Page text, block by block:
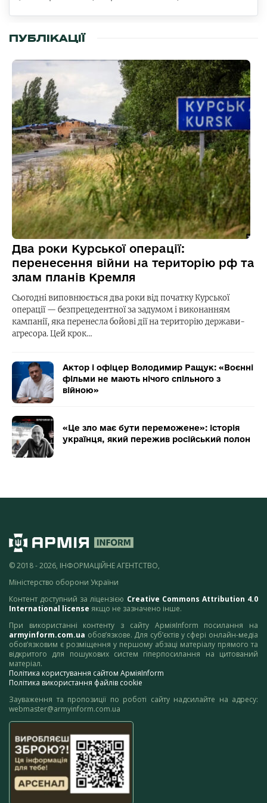
ПУБЛІКАЦІЇ
Два роки Курської операції:
перенесення війни на територію рф та
злам планів Кремля
Сьогодні виповнюється два роки від початку Курської
операції — безпрецедентної за задумом і виконанням
кампанії, яка перенесла бойові дії на територію держави-
агресора. Цей крок…
Актор і офіцер Володимир Ращук: «Воєнні
фільми не мають нічого спільного з
війною»
«Це зло має бути переможене»: історія
українця, який пережив російський полон
© 2018 - 2026, ІНФОРМАЦІЙНЕ АГЕНТСТВО,
Міністерство оборони України
Контент доступний за ліцензією Creative Commons Attribution 4.0
International license якщо не зазначено інше.
При використанні контенту з сайту АрміяInform посилання на
armyinform.com.ua обов’язкове. Для суб’єктів у сфері онлайн-медіа
обов’язковим є розміщення у першому абзаці матеріалу прямого та
відкритого для пошукових систем гіперпосилання на цитований
матеріал.
Політика користування сайтом АрміяInform
Політика використання файлів cookie
Зауваження та пропозиції по роботі сайту надсилайте на адресу:
webmaster@armyinform.com.ua